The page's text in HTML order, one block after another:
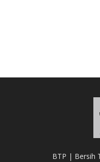
BTP | Bersih